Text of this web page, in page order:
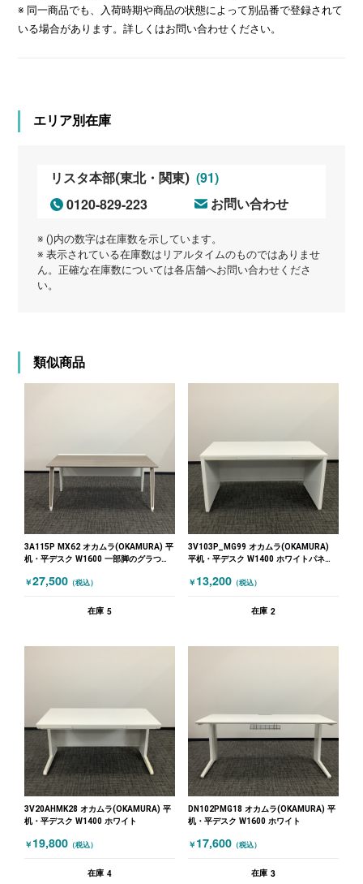
※ 同一商品でも、入荷時期や商品の状態によって別品番で登録されて
いる場合があります。詳しくはお問い合わせください。
エリア別在庫
リスタ本部(東北・関東) (91)
0120-829-223
お問い合わせ
※ ()内の数字は在庫数を示しています。
※ 表示されている在庫数はリアルタイムのものではありませ
ん。正確な在庫数については各店舗へお問い合わせくださ
い。
類似商品
3A115P MX62 オカムラ(OKAMURA) 平
机・平デスク W1600 一部脚のグラつき
￥27,500 （税込）
在庫 5
3V103P_MG99 オカムラ(OKAMURA)
平机・平デスク W1400 ホワイトパネル
￥ 13,200 （税込）
在庫 2
3V20AHMK28 オカムラ(OKAMURA) 平
机・平デスク W1400 ホワイト
￥ 19,800 （税込）
在庫 4
DN102PMG18 オカムラ(OKAMURA) 平
机・平デスク W1600 ホワイト
￥ 17,600 （税込）
在庫 3